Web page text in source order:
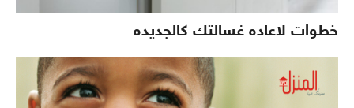
خطوات لاعاده غسالتك كالجديده